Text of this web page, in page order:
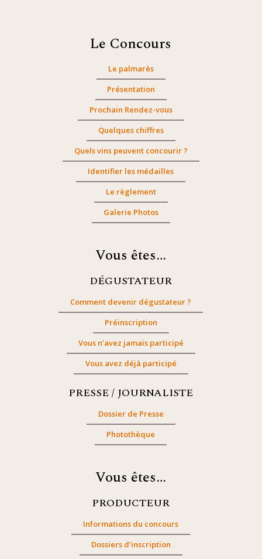
Le Concours
Le palmarès
Présentation
Prochain Rendez-vous
Quelques chiffres
Quels vins peuvent concourir ?
Identifier les médailles
Le règlement
Galerie Photos
Vous êtes…
DÉGUSTATEUR
Comment devenir dégustateur ?
Préinscription
Vous n’avez jamais participé
Vous avez déjà participé
PRESSE / JOURNALISTE
Dossier de Presse
Photothèque
Vous êtes…
PRODUCTEUR
Informations du concours
Dossiers d’inscription